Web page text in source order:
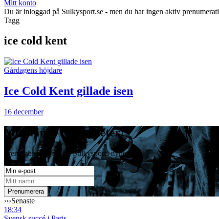
Mitt konto
Du är inloggad på Sulkysport.se - men du har ingen aktiv
Tagg
ice cold kent
Gårdagens höjdare
Ice Cold Kent gillade isen
16 december
Missa inga travnyheter!
Prenumerera gratis på Sulkysports nyhetsbrev
›››Senaste
18:34